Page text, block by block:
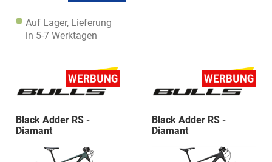
Auf Lager, Lieferung
in 5-7 Werktagen
Black Adder RS -
Diamant
Black Adder RS -
Diamant